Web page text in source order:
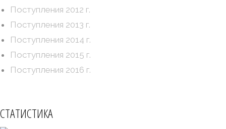
Поступления 2012 г.
Поступления 2013 г.
Поступления 2014 г.
Поступления 2015 г.
Поступления 2016 г.
СТАТИСТИКА